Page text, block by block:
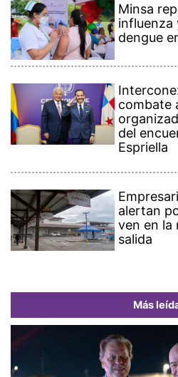
Minsa
influenza
dengue
combate
del
Espriella
alertan
ven en la
salida
Más